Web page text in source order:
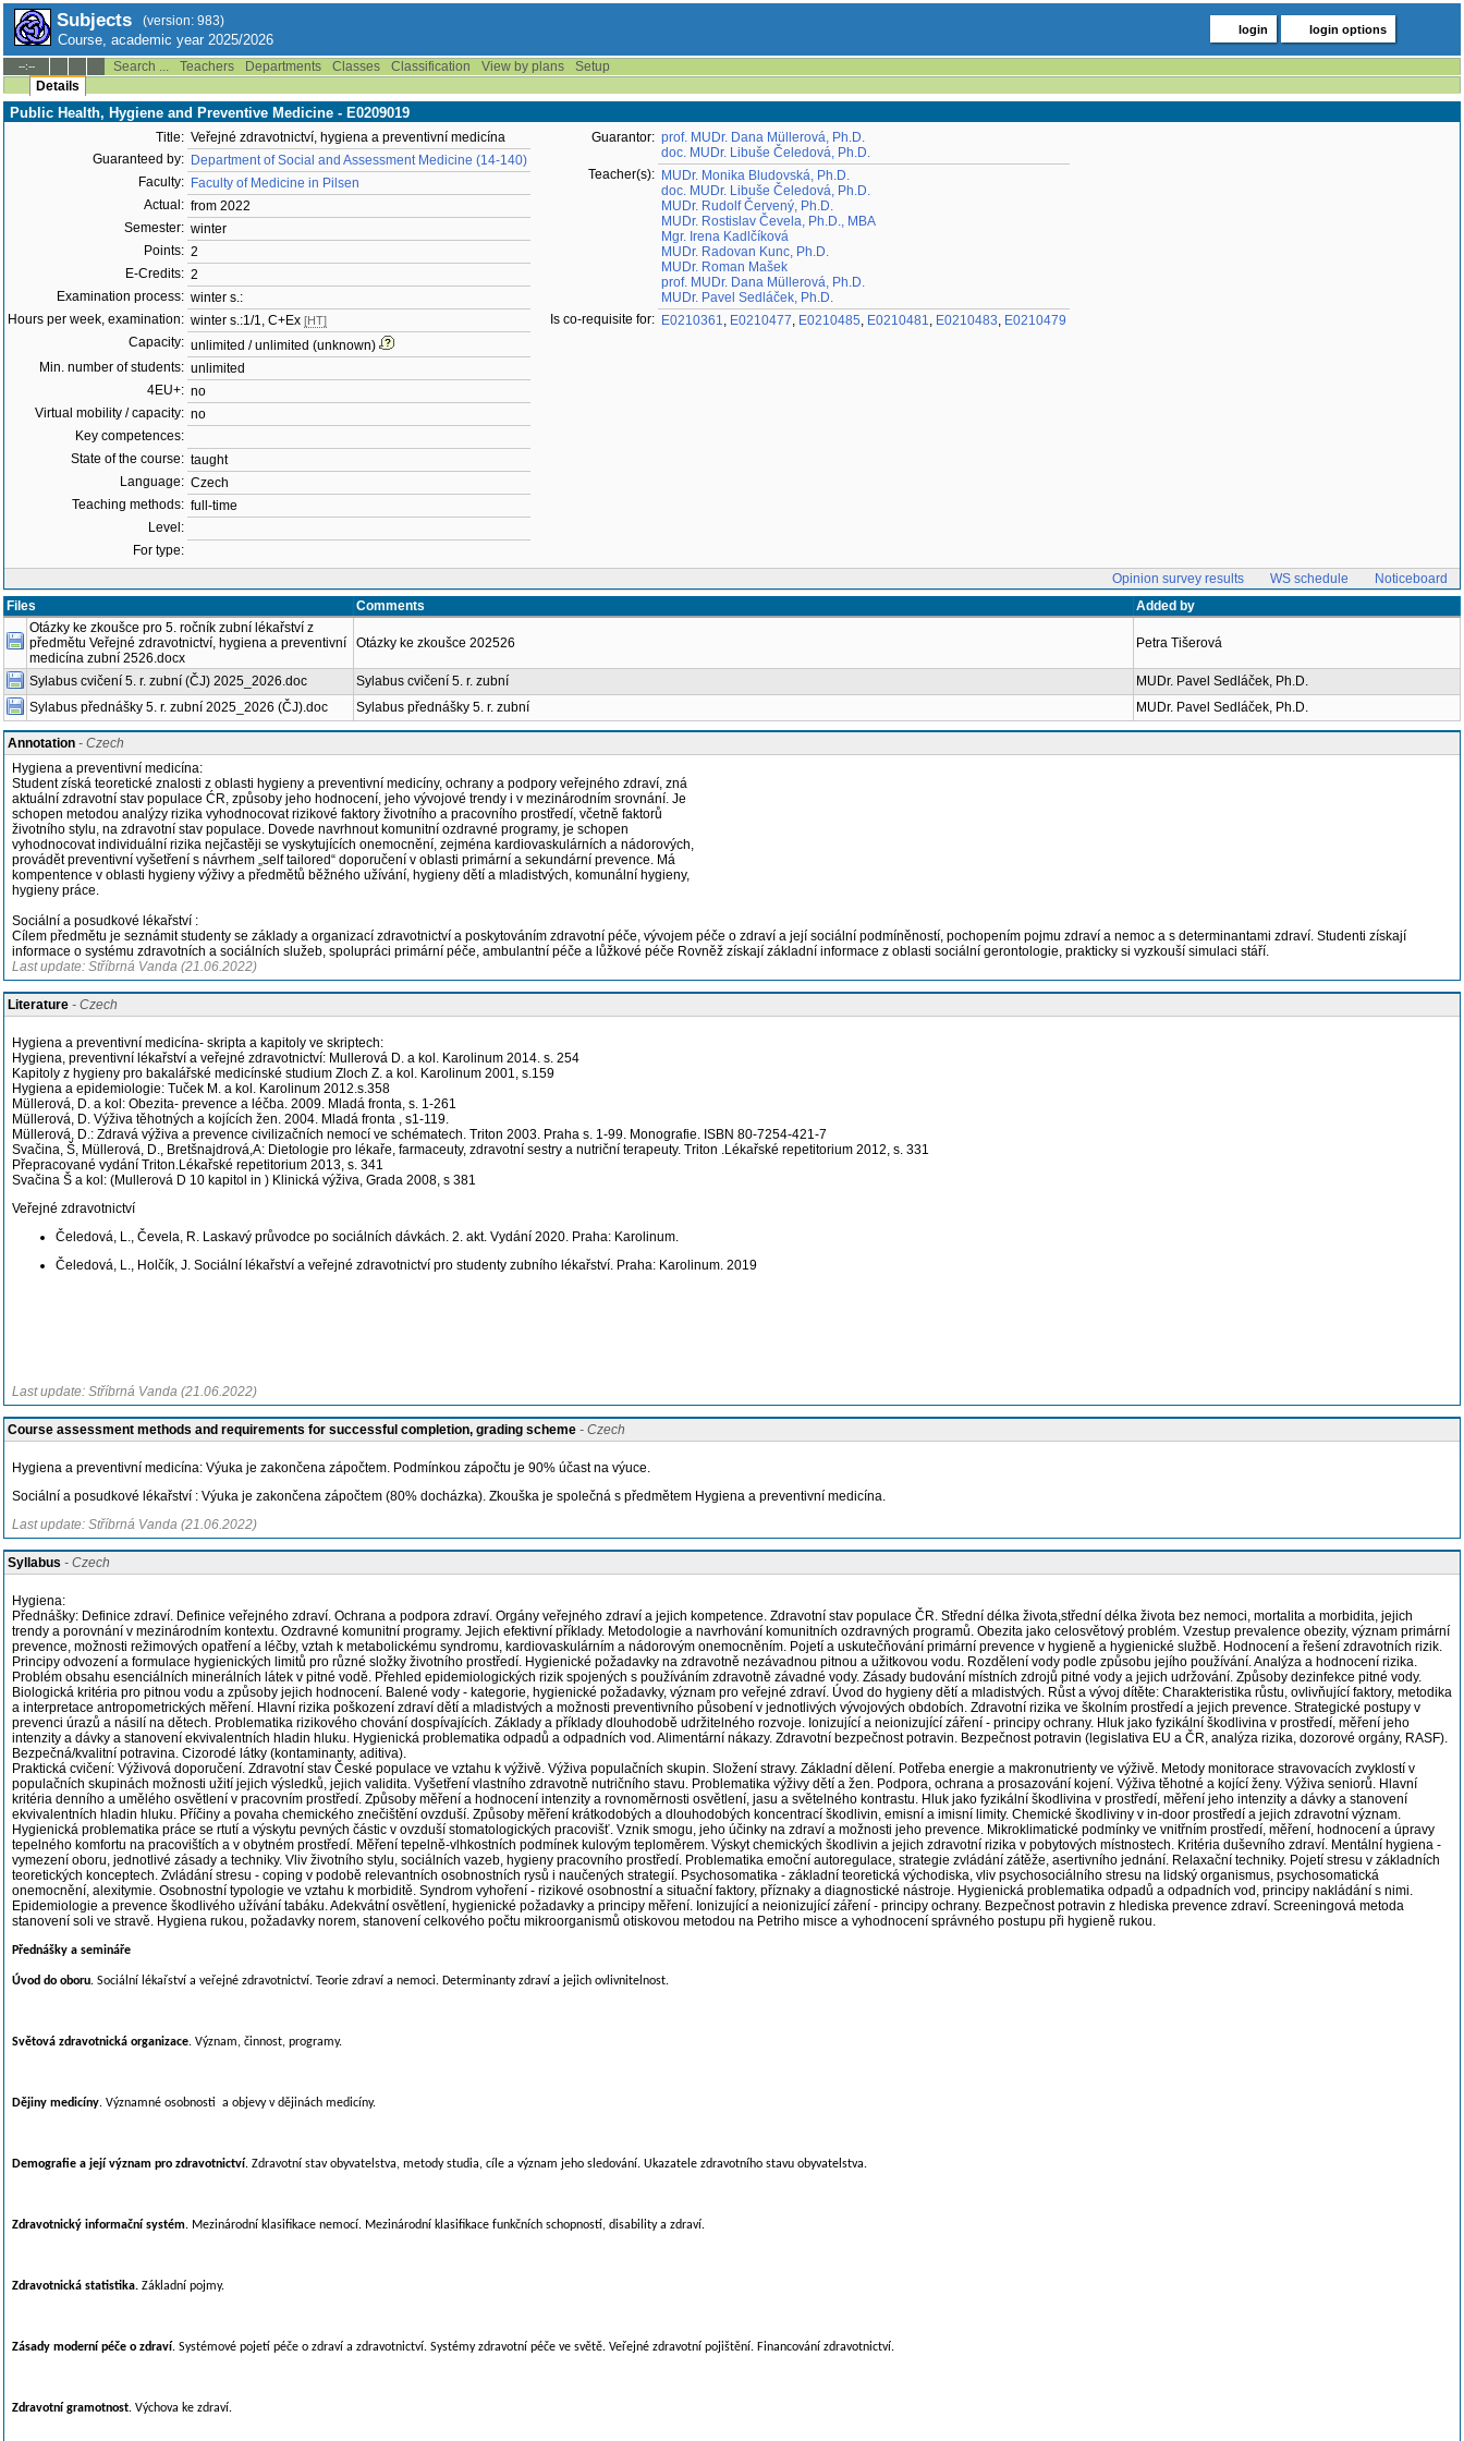
Subjects (version: 983)
Course, academic year 2025/2026
login login options
--:-- Search ... Teachers Departments Classes Classification View by plans
Setup
Details
Public Health, Hygiene and Preventive Medicine - E0209019
Title: Veřejné zdravotnictví, hygiena a preventivní medicína
Guaranteed by: Department of Social and Assessment Medicine (14-140)
Faculty: Faculty of Medicine in Pilsen
Actual: from 2022
Semester: winter
Points: 2
E-Credits: 2
Examination process: winter s.:
Hours per week, examination: winter s.:1/1, C+Ex [HT]
Capacity: unlimited / unlimited (unknown)
Min. number of students: unlimited
4EU+: no
Virtual mobility / capacity: no
Key competences:
State of the course: taught
Language: Czech
Teaching methods: full-time
Level:
For type:
Guarantor: prof. MUDr. Dana Müllerová, Ph.D.
doc. MUDr. Libuše Čeledová, Ph.D.
Teacher(s): MUDr. Monika Bludovská, Ph.D.
doc. MUDr. Libuše Čeledová, Ph.D.
MUDr. Rudolf Červený, Ph.D.
MUDr. Rostislav Čevela, Ph.D., MBA
Mgr. Irena Kadlčíková
MUDr. Radovan Kunc, Ph.D.
MUDr. Roman Mašek
prof. MUDr. Dana Müllerová, Ph.D.
MUDr. Pavel Sedláček, Ph.D.
Is co-requisite for: E0210361, E0210477, E0210485, E0210481, E0210483, E0210479
Opinion survey results WS schedule
Noticeboard
Files
Comments
Added by
Otázky ke zkoušce pro 5. ročník zubní lékařství z
předmětu Veřejné zdravotnictví, hygiena a preventivní
medicína zubní 2526.docx
Otázky ke zkoušce 202526 Petra Tišerová
Sylabus cvičení 5. r. zubní (ČJ) 2025_2026.doc Sylabus cvičení 5. r. zubní
MUDr. Pavel Sedláček, Ph.D.
Sylabus přednášky 5. r. zubní 2025_2026 (ČJ).doc
Sylabus přednášky 5. r. zubní MUDr. Pavel Sedláček, Ph.D.
Annotation - Czech
Hygiena a preventivní medicína:
Student získá teoretické znalosti z oblasti hygieny a preventivní medicíny, ochrany a podpory veřejného zdraví, zná
aktuální zdravotní stav populace ĆR, způsoby jeho hodnocení, jeho vývojové trendy i v mezinárodním srovnání. Je
schopen metodou analýzy rizika vyhodnocovat rizikové faktory životního a pracovního prostředí, včetně faktorů
životního stylu, na zdravotní stav populace. Dovede navrhnout komunitní ozdravné programy, je schopen
vyhodnocovat individuální rizika nejčastěji se vyskytujících onemocnění, zejména kardiovaskulárních a nádorových,
provádět preventivní vyšetření s návrhem „self tailored“ doporučení v oblasti primární a sekundární prevence. Má
kompentence v oblasti hygieny výživy a předmětů běžného užívání, hygieny dětí a mladistvých, komunální hygieny,
hygieny práce.
Sociální a posudkové lékařství :
Cílem předmětu je seznámit studenty se základy a organizací zdravotnictví a poskytováním zdravotní péče, vývojem péče o zdraví a její sociální podmíněností, pochopením pojmu zdraví a nemoc a s determinantami zdraví. Studenti získají
informace o systému zdravotních a sociálních služeb, spolupráci primární péče, ambulantní péče a lůžkové péče Rovněž získají základní informace z oblasti sociální gerontologie, prakticky si vyzkouší simulaci stáří.
Last update: Stříbrná Vanda (21.06.2022)
Literature - Czech
Hygiena a preventivní medicína- skripta a kapitoly ve skriptech:
Hygiena, preventivní lékařství a veřejné zdravotnictví: Mullerová D. a kol. Karolinum 2014. s. 254
Kapitoly z hygieny pro bakalářské medicínské studium Zloch Z. a kol. Karolinum 2001, s.159
Hygiena a epidemiologie: Tuček M. a kol. Karolinum 2012.s.358
Müllerová, D. a kol: Obezita- prevence a léčba. 2009. Mladá fronta, s. 1-261
Müllerová, D. Výživa těhotných a kojících žen. 2004. Mladá fronta , s1-119.
Müllerová, D.: Zdravá výživa a prevence civilizačních nemocí ve schématech. Triton 2003. Praha s. 1-99. Monografie. ISBN 80-7254-421-7
Svačina, Š, Müllerová, D., Bretšnajdrová,A: Dietologie pro lékaře, farmaceuty, zdravotní sestry a nutriční terapeuty. Triton .Lékařské repetitorium 2012, s. 331
Přepracované vydání Triton.Lékařské repetitorium 2013, s. 341
Svačina Š a kol: (Mullerová D 10 kapitol in ) Klinická výživa, Grada 2008, s 381
Veřejné zdravotnictví
Čeledová, L., Čevela, R. Laskavý průvodce po sociálních dávkách. 2. akt. Vydání 2020. Praha: Karolinum.
Čeledová, L., Holčík, J. Sociální lékařství a veřejné zdravotnictví pro studenty zubního lékařství. Praha: Karolinum. 2019
Last update: Stříbrná Vanda (21.06.2022)
Course assessment methods and requirements for successful completion, grading scheme - Czech
Hygiena a preventivní medicína: Výuka je zakončena zápočtem. Podmínkou zápočtu je 90% účast na výuce.
Sociální a posudkové lékařství : Výuka je zakončena zápočtem (80% docházka). Zkouška je společná s předmětem Hygiena a preventivní medicína.
Last update: Stříbrná Vanda (21.06.2022)
Syllabus - Czech
Hygiena:
Přednášky: Definice zdraví. Definice veřejného zdraví. Ochrana a podpora zdraví. Orgány veřejného zdraví a jejich kompetence. Zdravotní stav populace ČR. Střední délka života,střední délka života bez nemoci, mortalita a morbidita, jejich
trendy a porovnání v mezinárodním kontextu. Ozdravné komunitní programy. Jejich efektivní příklady. Metodologie a navrhování komunitních ozdravných programů. Obezita jako celosvětový problém. Vzestup prevalence obezity, význam primární
prevence, možnosti režimových opatření a léčby, vztah k metabolickému syndromu, kardiovaskulárním a nádorovým onemocněním. Pojetí a uskutečňování primární prevence v hygieně a hygienické službě. Hodnocení a řešení zdravotních rizik.
Principy odvození a formulace hygienických limitů pro různé složky životního prostředí. Hygienické požadavky na zdravotně nezávadnou pitnou a užitkovou vodu. Rozdělení vody podle způsobu jejího používání. Analýza a hodnocení rizika.
Problém obsahu esenciálních minerálních látek v pitné vodě. Přehled epidemiologických rizik spojených s používáním zdravotně závadné vody. Zásady budování místních zdrojů pitné vody a jejich udržování. Způsoby dezinfekce pitné vody.
Biologická kritéria pro pitnou vodu a způsoby jejich hodnocení. Balené vody - kategorie, hygienické požadavky, význam pro veřejné zdraví. Úvod do hygieny dětí a mladistvých. Růst a vývoj dítěte: Charakteristika růstu, ovlivňující faktory, metodika
a interpretace antropometrických měření. Hlavní rizika poškození zdraví dětí a mladistvých a možnosti preventivního působení v jednotlivých vývojových obdobích. Zdravotní rizika ve školním prostředí a jejich prevence. Strategické postupy v
prevenci úrazů a násilí na dětech. Problematika rizikového chování dospívajících. Základy a příklady dlouhodobě udržitelného rozvoje. Ionizující a neionizující záření - principy ochrany. Hluk jako fyzikální škodlivina v prostředí, měření jeho
intenzity a dávky a stanovení ekvivalentních hladin hluku. Hygienická problematika odpadů a odpadních vod. Alimentární nákazy. Zdravotní bezpečnost potravin. Bezpečnost potravin (legislativa EU a ČR, analýza rizika, dozorové orgány, RASF).
Bezpečná/kvalitní potravina. Cizorodé látky (kontaminanty, aditiva).
Praktická cvičení: Výživová doporučení. Zdravotní stav České populace ve vztahu k výživě. Výživa populačních skupin. Složení stravy. Základní dělení. Potřeba energie a makronutrienty ve výživě. Metody monitorace stravovacích zvyklostí v
populačních skupinách možnosti užití jejich výsledků, jejich validita. Vyšetření vlastního zdravotně nutričního stavu. Problematika výživy dětí a žen. Podpora, ochrana a prosazování kojení. Výživa těhotné a kojící ženy. Výživa seniorů. Hlavní
kritéria denního a umělého osvětlení v pracovním prostředí. Způsoby měření a hodnocení intenzity a rovnoměrnosti osvětlení, jasu a světelného kontrastu. Hluk jako fyzikální škodlivina v prostředí, měření jeho intenzity a dávky a stanovení
ekvivalentních hladin hluku. Příčiny a povaha chemického znečištění ovzduší. Způsoby měření krátkodobých a dlouhodobých koncentrací škodlivin, emisní a imisní limity. Chemické škodliviny v in-door prostředí a jejich zdravotní význam.
Hygienická problematika práce se rtutí a výskytu pevných částic v ovzduší stomatologických pracovišť. Vznik smogu, jeho účinky na zdraví a možnosti jeho prevence. Mikroklimatické podmínky ve vnitřním prostředí, měření, hodnocení a úpravy
tepelného komfortu na pracovištích a v obytném prostředí. Měření tepelně-vlhkostních podmínek kulovým teploměrem. Výskyt chemických škodlivin a jejich zdravotní rizika v pobytových místnostech. Kritéria duševního zdraví. Mentální hygiena -
vymezení oboru, jednotlivé zásady a techniky. Vliv životního stylu, sociálních vazeb, hygieny pracovního prostředí. Problematika emoční autoregulace, strategie zvládání zátěže, asertivního jednání. Relaxační techniky. Pojetí stresu v základních
teoretických konceptech. Zvládání stresu - coping v podobě relevantních osobnostních rysů i naučených strategií. Psychosomatika - základní teoretická východiska, vliv psychosociálního stresu na lidský organismus, psychosomatická
onemocnění, alexitymie. Osobnostní typologie ve vztahu k morbiditě. Syndrom vyhoření - rizikové osobnostní a situační faktory, příznaky a diagnostické nástroje. Hygienická problematika odpadů a odpadních vod, principy nakládání s nimi.
Epidemiologie a prevence škodlivého užívání tabáku. Adekvátní osvětlení, hygienické požadavky a principy měření. Ionizující a neionizující záření - principy ochrany. Bezpečnost potravin z hlediska prevence zdraví. Screeningová metoda
stanovení soli ve stravě. Hygiena rukou, požadavky norem, stanovení celkového počtu mikroorganismů otiskovou metodou na Petriho misce a vyhodnocení správného postupu při hygieně rukou.
Přednášky a semináře
Úvod do oboru. Sociální lékařství a veřejné zdravotnictví. Teorie zdraví a nemoci. Determinanty zdraví a jejich ovlivnitelnost.
Světová zdravotnická organizace. Význam, činnost, programy.
Dějiny medicíny. Významné osobnosti a objevy v dějinách medicíny.
Demografie a její význam pro zdravotnictví. Zdravotní stav obyvatelstva, metody studia, cíle a význam jeho sledování. Ukazatele zdravotního stavu obyvatelstva.
Zdravotnický informační systém. Mezinárodní klasifikace nemocí. Mezinárodní klasifikace funkčních schopností, disability a zdraví.
Zdravotnická statistika. Základní pojmy.
Zásady moderní péče o zdraví. Systémové pojetí péče o zdraví a zdravotnictví. Systémy zdravotní péče ve světě. Veřejné zdravotní pojištění. Financování zdravotnictví.
Zdravotní gramotnost. Výchova ke zdraví.